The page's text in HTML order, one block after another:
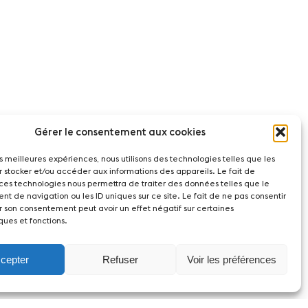
Gérer le consentement aux cookies
meilleures expériences, nous utilisons des technologies telles que les
stocker et/ou accéder aux informations des appareils. Le fait de
technologies nous permettra de traiter des données telles que le
de navigation ou les ID uniques sur ce site. Le fait de ne pas consentir
son consentement peut avoir un effet négatif sur certaines
et fonctions.
Refuser Voir les préférences